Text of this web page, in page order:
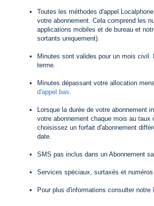
Toutes les méthodes d'appel
votre abonnement. Cela comprend les
applications mobiles et de bureau et
sortants uniquement).
Minutes sont valides pour un mois
terme.
Minutes dépassant votre allocation
d'appel bas.
Lorsque la durée de votre abonnement
votre abonnement chaque mois au
choisissez un forfait d'abonnement
date.
SMS pas inclus dans un Abonnement
Services spéciaux, surtaxés et
Pour plus d'informations consulter notre